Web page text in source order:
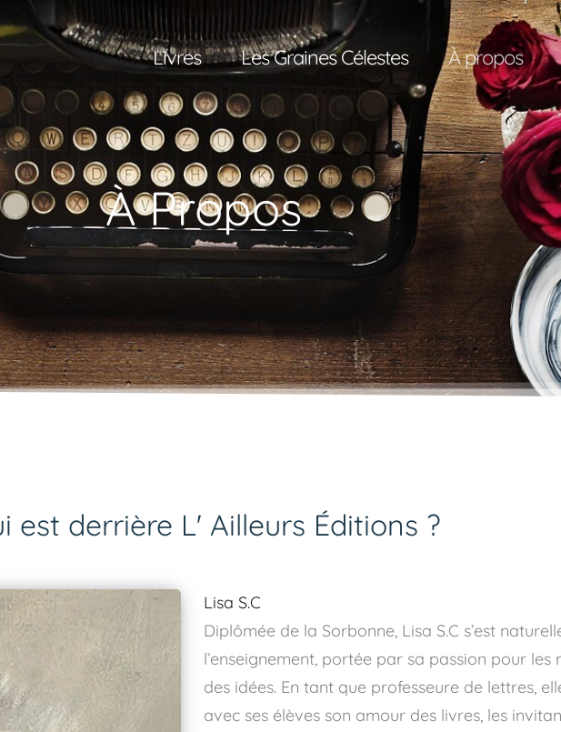
Livres Les Graines Célestes À propos
À Propos
est derrière L' Ailleurs Éditions ?
Lisa S.C
Diplômée de la Sorbonne, Lisa S.C s’est
l’enseignement, portée par sa passion pour
des idées. En tant que professeure de lettres,
avec ses élèves son amour des livres, les